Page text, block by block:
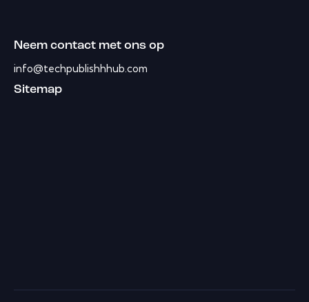
Neem contact met ons op
info@techpublishhhub.com
Sitemap